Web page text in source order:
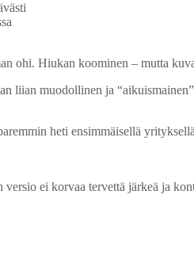
ohi. Hiukan koominen – mutta
liian muodollinen ja
heti ensimmäisellä
ei korvaa tervettä järkeä ja